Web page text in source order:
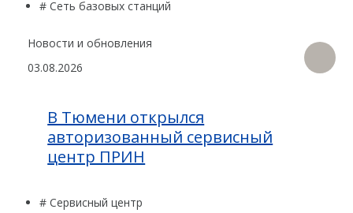
# Сеть базовых станций
Новости и обновления
03.08.2026
В Тюмени открылся
авторизованный сервисный
центр ПРИН
# Сервисный центр